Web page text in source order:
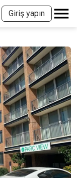
Giriş yapın